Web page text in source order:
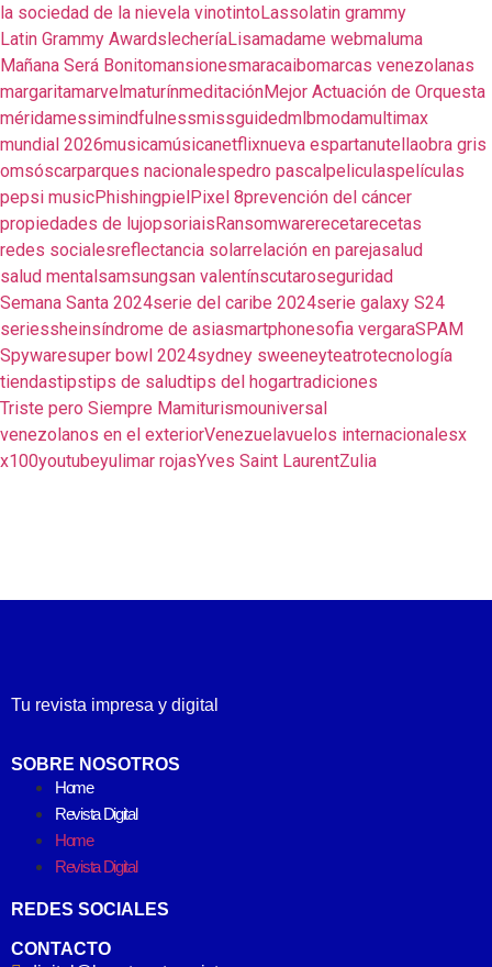
la sociedad de la nievela vinotintoLassolatin grammy
Latin Grammy AwardslecheríaLisamadame webmaluma
Mañana Será Bonitomansionesmaracaibomarcas venezolanas
margaritamarvelmaturínmeditaciónMejor Actuación de Orquesta
méridamessimindfulnessmissguidedmlbmodamultimax
mundial 2026musicamúsicanetflixnueva espartanutellaobra gris
omsóscarparques nacionalespedro pascalpeliculaspelículas
pepsi musicPhishingpielPixel 8prevención del cáncer
propiedades de lujopsoriaisRansomwarerecetarecetas
redes socialesreflectancia solarrelación en parejasalud
salud mentalsamsungsan valentínscutaroseguridad
Semana Santa 2024serie del caribe 2024serie galaxy S24
seriessheinsíndrome de asiasmartphonesofia vergaraSPAM
Spywaresuper bowl 2024sydney sweeneyteatrotecnología
tiendastipstips de saludtips del hogartradiciones
Triste pero Siempre Mamiturismouniversal
venezolanos en el exteriorVenezuelavuelos internacionalesx
x100youtubeyulimar rojasYves Saint LaurentZulia
Tu revista impresa y digital
SOBRE NOSOTROS
Home
Revista Digital
Home
Revista Digital
REDES SOCIALES
CONTACTO